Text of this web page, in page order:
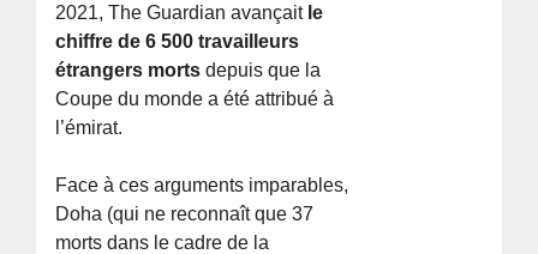
2021, The Guardian avançait le
chiffre de 6 500 travailleurs
étrangers mortsdepuis que la
Coupe du monde a été attribué à
l’émirat.
Face à ces arguments imparables,
Doha (qui ne reconnaît que 37
morts dans le cadre de la